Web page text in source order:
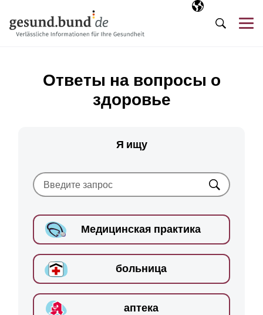
Выбранный
RU
Поиск
Ответы на вопросы о
здоровье
Я ищу
Искать
Медицинская практика
больница
аптека